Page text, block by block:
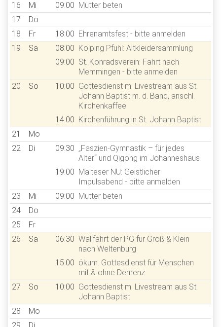
16
Mi 09:00 Mütter beten
17
Do
18
Fr 18:00 Ehrenamtsfest - bitte anmelden
19
Sa 08:00 Kolping Pfuhl: Altkleidersammlung
09:00 St. Konradsverein: Fahrt nach
Memmingen - bitte anmelden
20
So 10:00 Gottesdienst m. Livestream aus St.
Johann Baptist m. d. Band, anschl.
Kirchenkaffee
14:00 Kirchenführung in St. Johann Baptist
21
Mo
22
Di 09:30 „Faszien-Gymnastik – für jedes
Alter“ und Qigong im Johanneshaus
19:00 Malteser NU: Geistlicher
Impulsabend - bitte anmelden
23
Mi 09:00 Mütter beten
24
Do
25
Fr
26
Sa 06:30 Wallfahrt der PG für Groß & Klein
nach Weltenburg
15:00 ökum. Gottesdienst für Menschen
mit & ohne Demenz
27
So 10:00 Gottesdienst m. Livestream aus St.
Johann Baptist
28
Mo